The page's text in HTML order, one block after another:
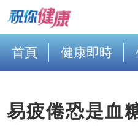
首頁 健康即時
易疲倦恐是血